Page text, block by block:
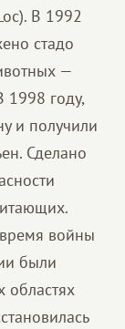
В 1992
стадо
—
1998 году,
и получили
Сделано
войны
были